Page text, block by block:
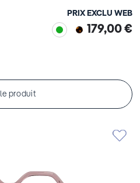
PRIX EXCLU WEB
179,00 €
produit